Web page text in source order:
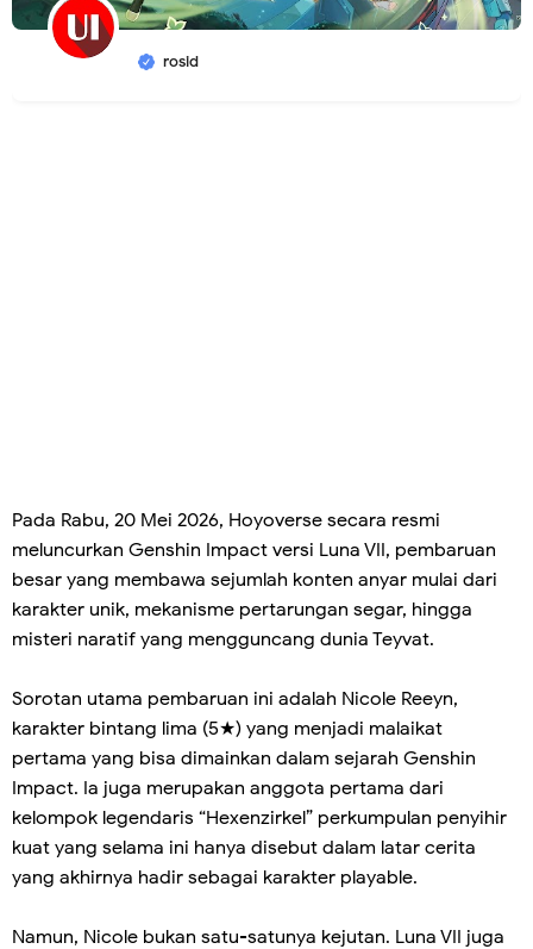
rosid
Pada Rabu, 20 Mei 2026, Hoyoverse secara resmi
meluncurkan Genshin Impact versi Luna VII, pembaruan
besar yang membawa sejumlah konten anyar mulai dari
karakter unik, mekanisme pertarungan segar, hingga
misteri naratif yang mengguncang dunia Teyvat.
Sorotan utama pembaruan ini adalah Nicole Reeyn,
karakter bintang lima (5★) yang menjadi malaikat
pertama yang bisa dimainkan dalam sejarah Genshin
Impact. Ia juga merupakan anggota pertama dari
kelompok legendaris “Hexenzirkel” perkumpulan penyihir
kuat yang selama ini hanya disebut dalam latar cerita
yang akhirnya hadir sebagai karakter playable.
Namun, Nicole bukan satu-satunya kejutan. Luna VII juga